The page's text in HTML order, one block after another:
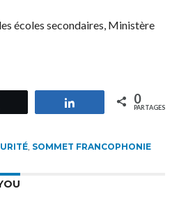
écoles secondaires, Ministère
Partagez 0
PARTAGES
, SOMMET FRANCOPHONIE